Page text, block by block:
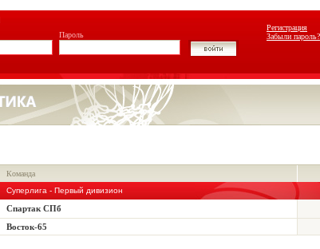
Регистрация
Забыли пароль?
Пароль
Команда
Суперлига - Первый дивизион
Спартак СПб
Восток-65